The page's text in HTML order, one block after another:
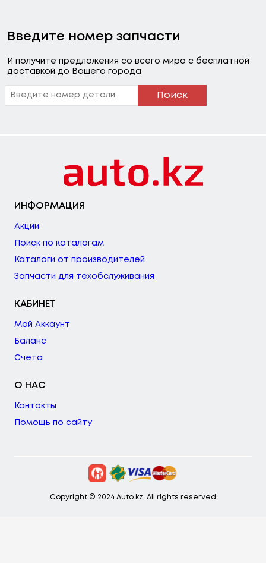
Введите номер запчасти
И получите предложения со всего мира с бесплатной
доставкой до Вашего города
Поиск
ИНФОРМАЦИЯ
Акции
Поиск по каталогам
Каталоги от производителей
Запчасти для техобслуживания
КАБИНЕТ
Мой Аккаунт
Баланс
Счета
О НАС
Контакты
Помощь по сайту
Copyright © 2024 Auto.kz. All rights reserved